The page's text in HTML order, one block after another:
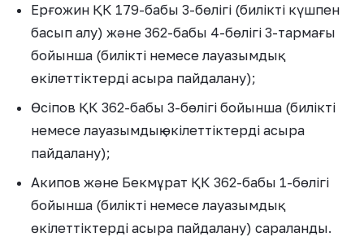
Ерғожин ҚК 179-бабы 3-бөлігі (билікті күшпен
басып алу) және 362-бабы 4-бөлігі 3-тармағы
бойынша (билікті немесе лауазымдық
өкілеттіктерді асыра пайдалану);
Өсіпов ҚК 362-бабы 3-бөлігі бойынша (билікті
немесе лауазымдық өкілеттіктерді асыра
пайдалану);
Акипов және Бекмұрат ҚК 362-бабы 1-бөлігі
бойынша (билікті немесе лауазымдық
өкілеттіктерді асыра пайдалану) сараланды.